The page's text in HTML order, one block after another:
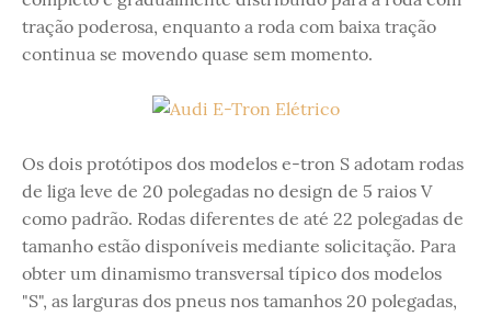
tração poderosa, enquanto a roda com baixa tração
continua se movendo quase sem momento.
Os dois protótipos dos modelos e-tron S adotam rodas
de liga leve de 20 polegadas no design de 5 raios V
como padrão. Rodas diferentes de até 22 polegadas de
tamanho estão disponíveis mediante solicitação. Para
obter um dinamismo transversal típico dos modelos
"S", as larguras dos pneus nos tamanhos 20 polegadas,